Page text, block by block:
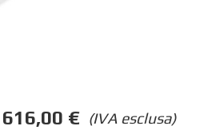
(IVA esclusa)
616,00 €